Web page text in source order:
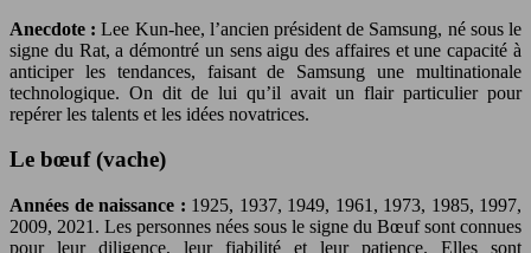
Anecdote :Lee Kun-hee, l’ancien président de Samsung, né sous le
signe du Rat, a démontré un sens aigu des affaires et une capacité à
anticiper les tendances, faisant de Samsung une multinationale
technologique. On dit de lui qu’il avait un flair particulier pour
repérer les talents et les idées novatrices.
Le bœuf (vache)
Années de naissance : 1925, 1937, 1949, 1961, 1973, 1985, 1997,
2009, 2021. Les personnes nées sous le signe du Bœuf sont connues
pour leur diligence, leur fiabilité et leur patience. Elles sont